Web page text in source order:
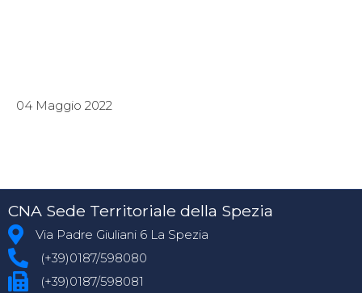
04 Maggio 2022
CNA Sede Territoriale della Spezia
Via Padre Giuliani 6 La Spezia
(+39)0187/598080
(+39)0187/598081